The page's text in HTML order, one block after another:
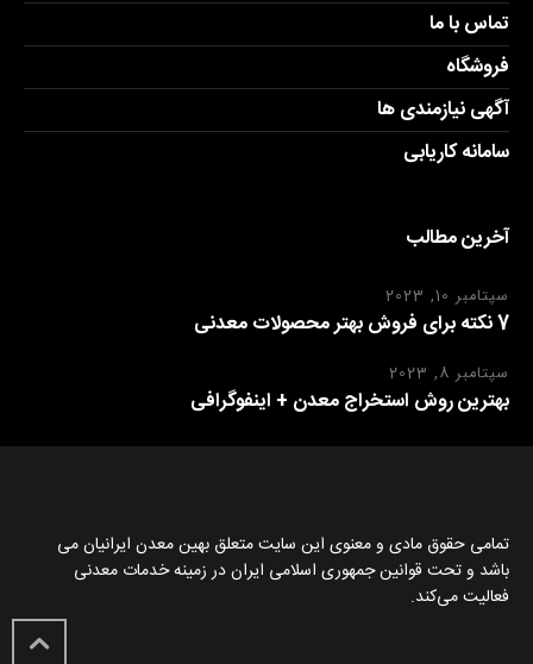
تماس با ما
فروشگاه
آگهی نیازمندی ها
سامانه کاریابی
آخرین مطالب
سپتامبر 10, 2023
7 نکته برای فروش بهتر محصولات معدنی
سپتامبر 8, 2023
بهترین روش استخراج معدن + اینفوگرافی
تمامی حقوق مادی و معنوی این سایت متعلق بهین معدن ایرانیان می
باشد و تحت قوانین جمهوری اسلامی ایران در زمینه خدمات معدنی
فعالیت می‌کند.